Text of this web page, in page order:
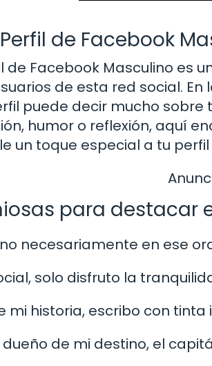
de Facebook
de Facebook Masculino es
de esta red social.
puede decir mucho sobre
humor o reflexión, aquí
un toque especial a tu
para destacar
no necesariamente en ese
solo disfruto la
mi historia, escribo con tinta
dueño de mi destino, el